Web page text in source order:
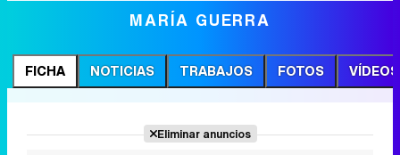
MARÍA GUERRA
FICHA NOTICIAS TRABAJOS FOTOS VÍDEOS
Eliminar anuncios